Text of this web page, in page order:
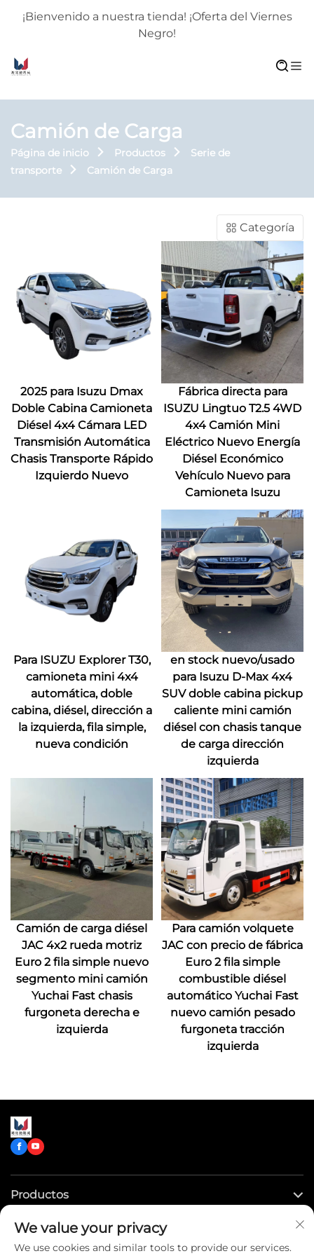
¡Bienvenido a nuestra tienda! ¡Oferta del Viernes
Negro!
Camión de Carga
Página de inicio Productos
Serie de
transporte
Camión de Carga
Categoría
2025 para Isuzu Dmax
Doble Cabina Camioneta
Diésel 4x4 Cámara LED
Transmisión Automática
Chasis Transporte Rápido
Izquierdo Nuevo
Fábrica directa para
ISUZU Lingtuo T2.5 4WD
4x4 Camión Mini
Eléctrico Nuevo Energía
Diésel Económico
Vehículo Nuevo para
Camioneta Isuzu
Para ISUZU Explorer T30,
camioneta mini 4x4
automática, doble
cabina, diésel, dirección a
la izquierda, fila simple,
nueva condición
en stock nuevo/usado
para Isuzu D-Max 4x4
SUV doble cabina pickup
caliente mini camión
diésel con chasis tanque
de carga dirección
izquierda
Camión de carga diésel
JAC 4x2 rueda motriz
Euro 2 fila simple nuevo
segmento mini camión
Yuchai Fast chasis
furgoneta derecha e
izquierda
Para camión volquete
JAC con precio de fábrica
Euro 2 fila simple
combustible diésel
automático Yuchai Fast
nuevo camión pesado
furgoneta tracción
izquierda
Productos
Enlaces rápidos
We value your privacy
We use cookies and similar tools to provide our services.